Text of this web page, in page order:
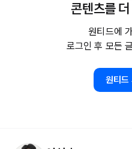
콘텐츠를
원티드에
로그인 후 모든
원티드